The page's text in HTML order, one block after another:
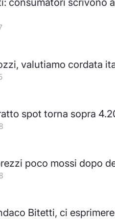
valutiamo cordata
spot torna sopra
poco mossi dopo
Bitetti, ci